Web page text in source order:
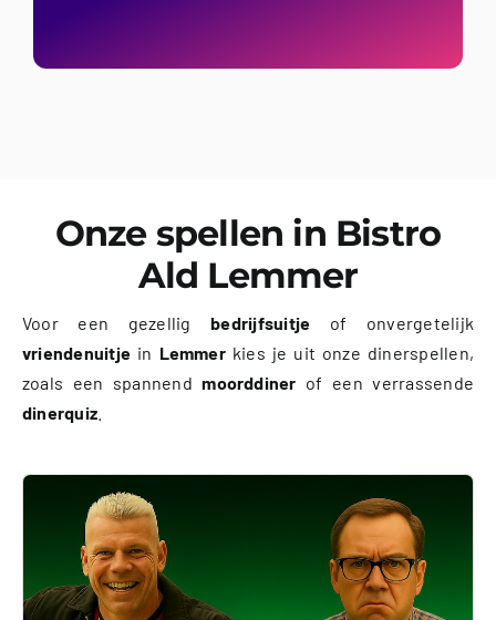
Onze spellen in Bistro
Ald Lemmer
Voor een gezelligbedrijfsuitje of onvergetelijk
vriendenuitje in Lemmerkies je uit onze dinerspellen,
zoals een spannendmoorddiner of een verrassende
dinerquiz